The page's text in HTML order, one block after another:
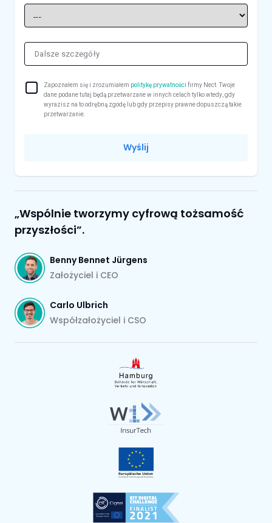
„Wspólnie tworzymy cyfrową tożsamość
przyszłości”.
Benny Bennet Jürgens
Założyciel i CEO
Carlo Ulbrich
Współzałożyciel i CSO
Zapoznałem się i zrozumiałem politykę prywatności firmy Nect. Twoje
dane podane tutaj będą przetwarzane w innych celach tylko wtedy, gdy
wyrazisz na to odrębną zgodę lub gdy przepisy prawne dopuszczą takie
przetwarzanie.
Wyślij